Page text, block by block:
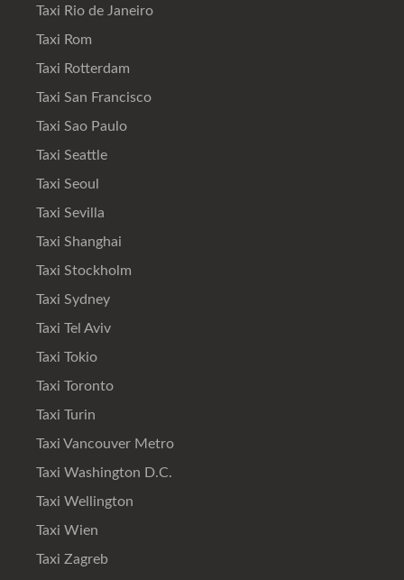
Taxi Rio de Janeiro
Taxi Rom
Taxi Rotterdam
Taxi San Francisco
Taxi Sao Paulo
Taxi Seattle
Taxi Seoul
Taxi Sevilla
Taxi Shanghai
Taxi Stockholm
Taxi Sydney
Taxi Tel Aviv
Taxi Tokio
Taxi Toronto
Taxi Turin
Taxi Vancouver Metro
Taxi Washington D.C.
Taxi Wellington
Taxi Wien
Taxi Zagreb